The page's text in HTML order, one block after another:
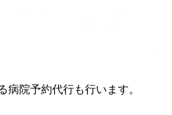
病院予約代行も行います。